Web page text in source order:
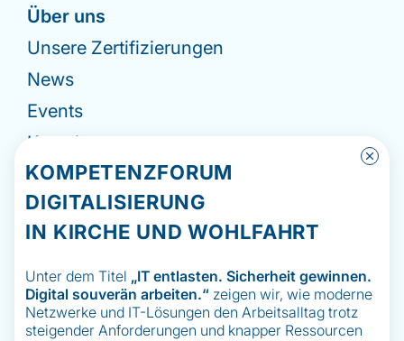
Über uns
Unsere Zertifizierungen
News
Events
Kontakt
Impressum
Datenschutzerklärung
Hinweisgebermeldesystem
KOMPETENZFORUM
DIGITALISIERUNG
IN KIRCHE UND WOHLFAHRT
Unter dem Titel „IT entlasten. Sicherheit gewinnen.
Digital souverän arbeiten.“ zeigen wir, wie moderne
Netzwerke und IT-Lösungen den Arbeitsalltag trotz
steigender Anforderungen und knapper Ressourcen